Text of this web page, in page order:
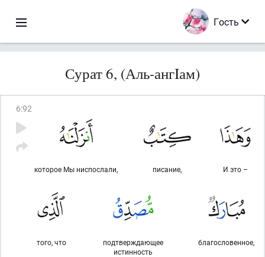
Гость
Сурат 6, (Аль-ангIам)
6:92
И это –
писание,
которое Мы ниспослали,
благословенное,
подтверждающее
истинность
того, что